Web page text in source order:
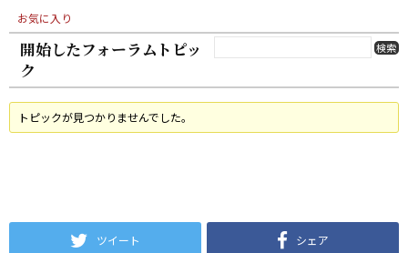
お気に入り
開始したフォーラムトピッ
ク
トピックが見つかりませんでした。
ツイート シェア